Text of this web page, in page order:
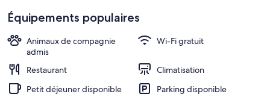
2 bars, bar à vin
Équipements populaires
Animaux de compagnie
admis
Wi-Fi gratuit
Restaurant
Climatisation
Petit déjeuner disponible
Parking disponible